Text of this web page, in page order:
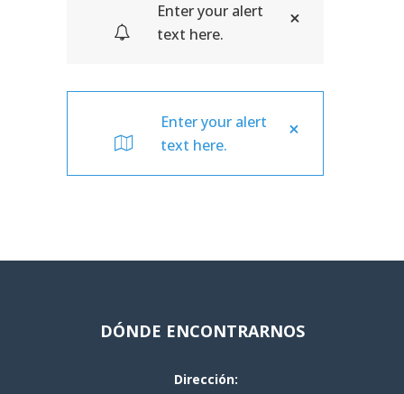
Enter your alert
text here.
Enter your alert
text here.
DÓNDE ENCONTRARNOS
Dirección: